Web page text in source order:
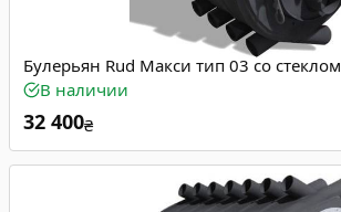
Булерьян Rud Макси тип 03 со стеклом
В наличии
32 400₴